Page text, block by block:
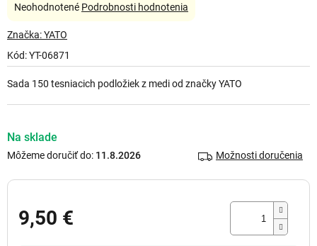
Kód:YT-06871
Na sklade
Môžeme doručiť do: 11.8.2026 Možnosti doručenia
9,50 €
Sada 150 tesniacich podložiek z medi od značky YATO
Priemerné
produktu
0,0
5
Neohodnotené Podrobnosti hodnotenia
Značka:YATO